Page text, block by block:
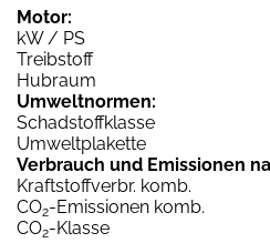
Motor:
kW / PS
Treibstoff
Hubraum
Umweltnormen:
Schadstoffklasse
Umweltplakette
Verbrauch und Emissionen
Kraftstoffverbr. komb.
CO2-Emissionen komb.
CO2-Klasse